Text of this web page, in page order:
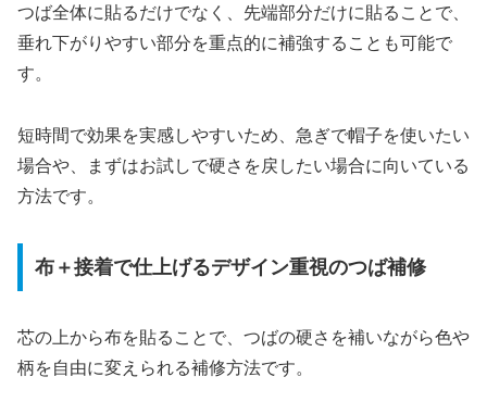
つば全体に貼るだけでなく、先端部分だけに貼ることで、
垂れ下がりやすい部分を重点的に補強することも可能で
す。
短時間で効果を実感しやすいため、急ぎで帽子を使いたい
場合や、まずはお試しで硬さを戻したい場合に向いている
方法です。
布＋接着で仕上げるデザイン重視のつば補修
芯の上から布を貼ることで、つばの硬さを補いながら色や
柄を自由に変えられる補修方法です。